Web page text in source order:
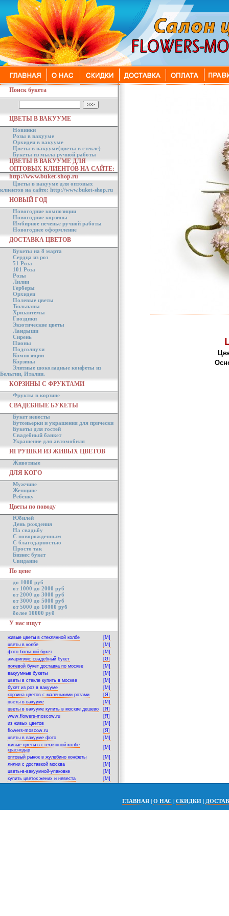
Поиск букета
ЦВЕТЫ В ВАКУУМЕ
Новинки
Розы в вакууме
Орхидеи в вакууме
Цветы в вакууме(цветы в стекле)
Букеты из мыла ручной работы
ЦВЕТЫ В ВАКУУМЕ ДЛЯ
ОПТОВЫХ КЛИЕНТОВ НА САЙТЕ:
http://www.buket-shop.ru
Цветы в вакууме для оптовых
клиентов на сайте: http://www.buket-shop.ru
НОВЫЙ ГОД
Новогодние композиции
Новогодние корзины
Имбирное печенье ручной работы
Новогоднее оформление
ДОСТАВКА ЦВЕТОВ
Букеты на 8 марта
Сердца из роз
51 Роза
101 Роза
Розы
Лилии
Герберы
Орхидеи
Полевые цветы
Тюльпаны
Хризантемы
Гвоздики
Экзотические цветы
Ландыши
Сирень
Пионы
Подсолнухи
Композиции
Корзины
Элитные шоколадные конфеты из
Бельгии, Италии.
КОРЗИНЫ С ФРУКТАМИ
Фрукты в корзине
СВАДЕБНЫЕ БУКЕТЫ
Букет невесты
Бутоньерки и украшения для прически
Букеты для гостей
Свадебный банкет
Украшение для автомобиля
ИГРУШКИ ИЗ ЖИВЫХ ЦВЕТОВ
Животные
ДЛЯ КОГО
Мужчине
Женщине
Ребенку
Цветы по поводу
Юбилей
День рождения
На свадьбу
С новорожденным
С благодарностью
Просто так
Бизнес букет
Свидание
По цене
до 1000 руб
от 1000 до 2000 руб
от 2000 до 3000 руб
от 3000 до 5000 руб
от 5000 до 10000 руб
более 10000 руб
У нас ищут
живые цветы в стеклянной колбе
[M]
цветы в колбе
[M]
фото большой букет
[M]
амариллис свадебный букет
[G]
полевой букет доставка по москве
[M]
вакуумные букеты
[M]
цветы в стекле купить в москве
[M]
букет из роз в вакууме
[M]
корзина цветов с маленькими розами
[Я]
цветы в вакууме
[M]
цветы в вакууме купить в москве дешево
[Я]
www.flowers-moscow.ru
[Я]
из живых цветов
[M]
flowers-moscow.ru
[Я]
цветы в вакууме фото
[M]
живые цветы в стеклянной колбе
краснодар
[M]
оптовый рынок в жулебино конфеты
[M]
лилии с доставкой москва
[M]
цветы-в-вакуумной-упаковке
[M]
купить цветок жених и невеста
[M]
ГЛАВНАЯ | О НАС | СКИДКИ |